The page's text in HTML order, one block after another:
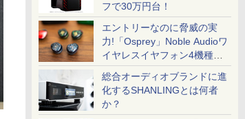
フで30万円台！
エントリーなのに脅威の実
力!「Osprey」Noble Audioワ
イヤレスイヤフォン4機種を
一気に聴く
総合オーディオブランドに進
化するSHANLINGとは何者
か？